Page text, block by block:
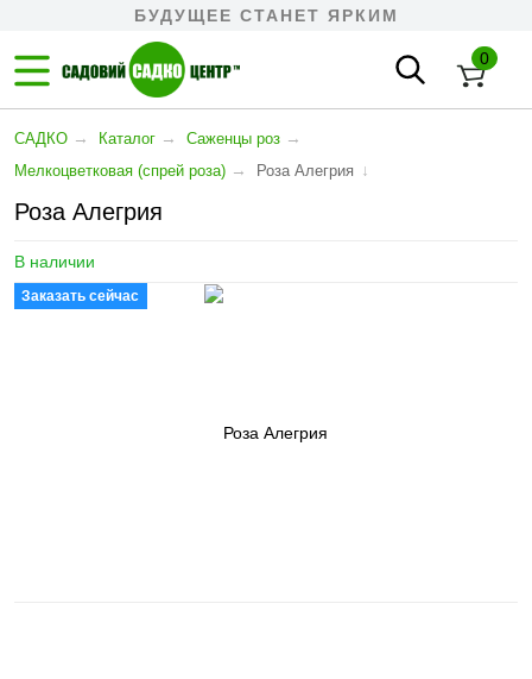
БУДУЩЕЕ СТАНЕТ ЯРКИМ
0
САДКО → Каталог → Саженцы роз →
Мелкоцветковая (спрей роза) → Роза Алегрия ↓
Роза Алегрия
В наличии
Заказать сейчас